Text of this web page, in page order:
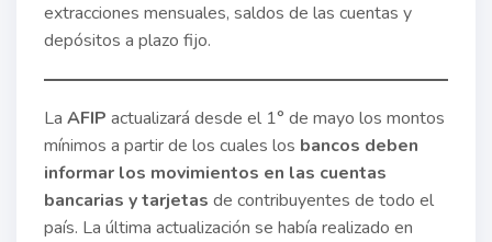
extracciones mensuales, saldos de las cuentas y
depósitos a plazo fijo.
La AFIP actualizará desde el 1° de mayo los montos
mínimos a partir de los cuales los bancos deben
informar los movimientos en las cuentas
bancarias y tarjetas de contribuyentes de todo el
país. La última actualización se había realizado en